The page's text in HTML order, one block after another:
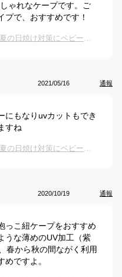
ゃれなケープです。ご
で、おすすめです！
抱っこ紐の日よけ｜UVケープなど夏の日焼け対策にベビー用カバーのおすすめは？
2021/05/16 通報
にもなりuvカットもでき
すね
抱っこ紐の日よけ｜UVケープなど夏の日焼け対策にベビー用カバーのおすすめは？
2020/10/19 通報
っこ紐ケープをおすすめ
うな薄めのUV加工（紫
春から秋の間ながく利用
ですよ。